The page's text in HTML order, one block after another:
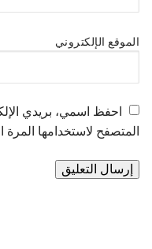
الموقع الإلكتروني
احفظ اسمي، بريدي
المتصفح لاستخدامها المرة